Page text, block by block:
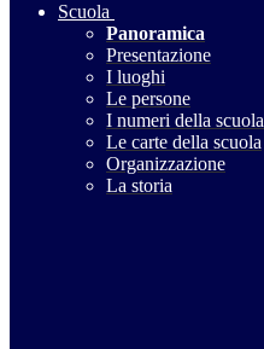
Scuola
Panoramica
Presentazione
I luoghi
Le persone
I numeri della scuola
Le carte della scuola
Organizzazione
La storia